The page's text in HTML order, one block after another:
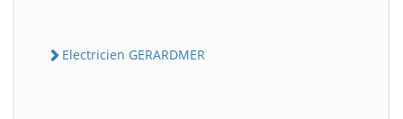
Electricien GERARDMER